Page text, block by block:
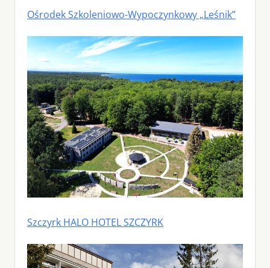
Ośrodek Szkoleniowo-Wypoczynkowy „Leśnik”
Szczyrk HALO HOTEL SZCZYRK